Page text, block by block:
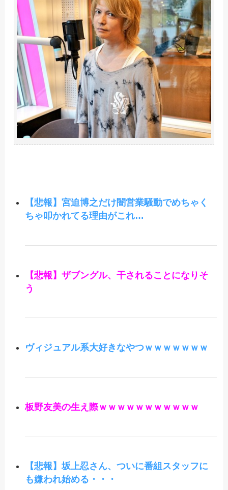
【悲報】宮迫博之だけ闇営業騒動でめちゃく
ちゃ叩かれてる理由がこれ…
【悲報】ザブングル、干されることになりそ
う
ヴィジュアル系大好きなやつｗｗｗｗｗｗｗ
板野友美の生え際ｗｗｗｗｗｗｗｗｗｗｗ
【悲報】坂上忍さん、ついに番組スタッフに
も嫌われ始める・・・